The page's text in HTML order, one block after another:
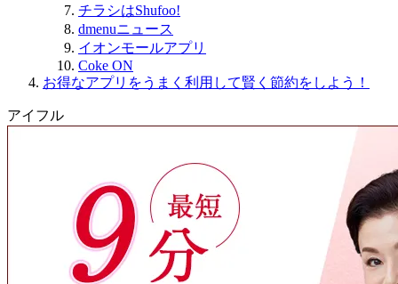
チラシはShufoo!
dmenuニュース
イオンモールアプリ
Coke ON
お得なアプリをうまく利用して賢く節約をしよう！
アイフル